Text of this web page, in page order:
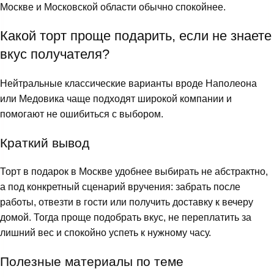
Москве и Московской области обычно спокойнее.
Какой торт проще подарить, если не знаете
вкус получателя?
Нейтральные классические варианты вроде Наполеона
или Медовика чаще подходят широкой компании и
помогают не ошибиться с выбором.
Краткий вывод
Торт в подарок в Москве удобнее выбирать не абстрактно,
а под конкретный сценарий вручения: забрать после
работы, отвезти в гости или получить доставку к вечеру
домой. Тогда проще подобрать вкус, не переплатить за
лишний вес и спокойно успеть к нужному часу.
Полезные материалы по теме